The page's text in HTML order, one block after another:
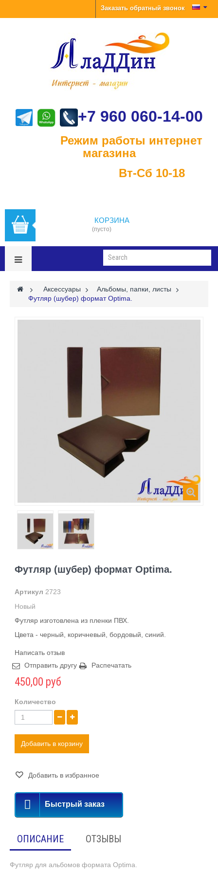
Заказать обратный звонок
+7 960 060-14-00
Режим работы интернет
магазина
Вт-Сб 10-18
КОРЗИНА
(пусто)
> Аксессуары >
Альбомы, папки, листы
Футляр (шубер) формат Optima.
Футляр (шубер) формат Optima.
Артикул 2723
Новый
Футляр изготовлена из пленки ПВХ.
Цвета - черный, коричневый, бордовый, синий.
Написать отзыв
Отправить другу
Распечатать
450,00 руб
Количество
Добавить в корзину
Добавить в избранное
Быстрый заказ
ОПИСАНИЕ ОТЗЫВЫ
Футляр для альбомов формата Optima.